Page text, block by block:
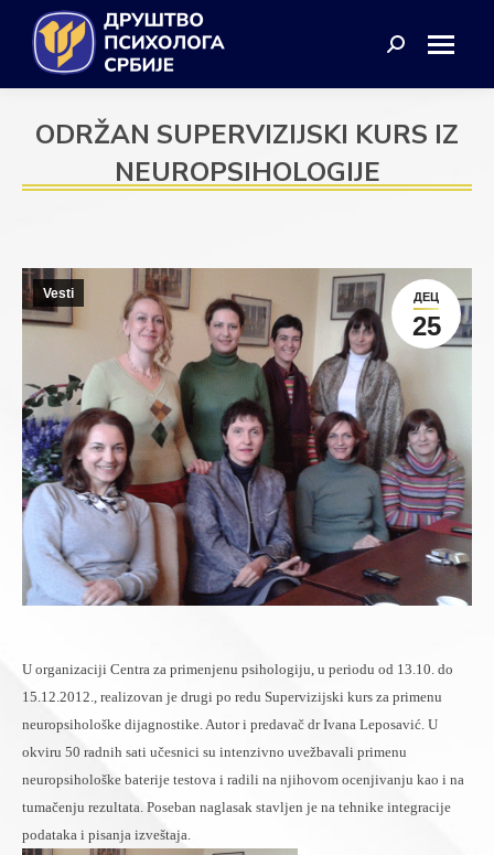
Search:
ODRŽAN SUPERVIZIJSKI KURS IZ
NEUROPSIHOLOGIJE
ДЕЦ
25
Vesti
U organizaciji Centra za primenjenu psihologiju, u periodu od 13.10. do
15.12.2012., realizovan je drugi po redu Supervizijski kurs za primenu
neuropsihološke dijagnostike. Autor i predavač dr Ivana Leposavić. U
okviru 50 radnih sati učesnici su intenzivno uvežbavali primenu
neuropsihološke baterije testova i radili na njihovom ocenjivanju kao i na
tumačenju rezultata. Poseban naglasak stavljen je na tehnike integracije
podataka i pisanja izveštaja.